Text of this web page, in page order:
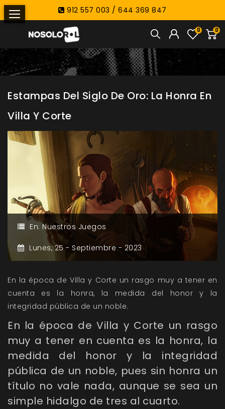
912 557 003 / 644 369 847
0
0
Estampas Del Siglo De Oro: La Honra En
Villa Y Corte
En: Nuestros Juegos
Lunes,25 - Septiembre - 2023
En la época de Villa y Corte un rasgo muy a tener en
cuenta es la honra, la medida del honor y la
integridad pública de un noble.
En la época de Villa y Corte un rasgo
muy a tener en cuenta es la honra, la
medida del honor y la integridad
pública de un noble, pues sin honra un
título no vale nada, aunque se sea un
simple hidalgo de tres al cuarto.